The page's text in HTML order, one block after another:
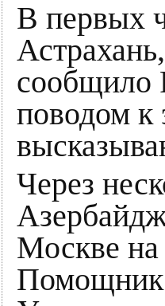
В первых
сообщило
поводом к
Через
Москве на
Помощник